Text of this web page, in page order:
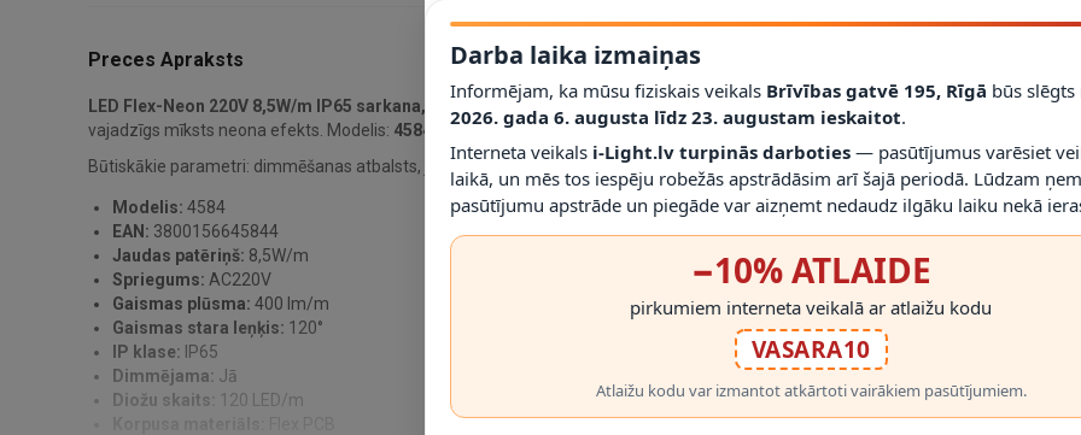
Preces Apraksts
LED Flex-Neon 220V 8,5W/m IP65 sarkana, 1 m (OPTONICA)
ir OPTONICA LED Flex-Neon lente. Produkts paredzēts
vajadzīgs mīksts neona efekts. Modelis: 4584
Būtiskākie parametri: dimmēšanas atbalsts, jauda 8,5W/m, spriegums AC220V, gaismas plūsma 400 lm/m, IP65 aizsardzība, 120°
Modelis: 4584
EAN: 3800156645844
Jaudas patēriņš: 8,5W/m
Spriegums: AC220V
Gaismas plūsma: 400 lm/m
Gaismas stara leņķis: 120°
IP klase: IP65
Dimmējama: Jā
Diožu skaits: 120 LED/m
Darba laika izmaiņas
Informējam, ka mūsu fiziskais veikals Brīvības gatvē 195, Rīgā būs slēgts
2026. gada 6. augusta līdz 23. augustam ieskaitot.
Interneta veikals i-Light.lv turpinās darboties — pasūtījumus varēsiet
laikā, un mēs tos iespēju robežās apstrādāsim arī šajā periodā. Lūdzam
pasūtījumu apstrāde un piegāde var aizņemt nedaudz ilgāku laiku nekā
−10% ATLAIDE
pirkumiem interneta veikalā ar atlaižu kodu
VASARA10
Atlaižu kodu var izmantot atkārtoti vairākiem pasūtījumiem.